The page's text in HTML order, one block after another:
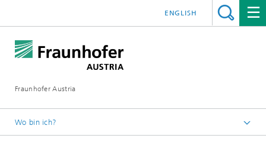
Fraunhofer Austria
ENGLISH
Wo bin ich?